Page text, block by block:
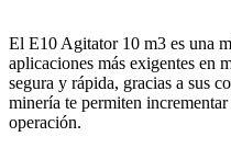
El E10 Agitator 10 m3 es una
aplicaciones más exigentes en
segura y rápida, gracias a sus
minería te permiten
operación.